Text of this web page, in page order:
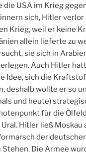
die USA im Krieg
sich, Hitler verlor
Krieg, weil er keine
allein lieferte zu
sie sich in
Auch Hitler
Idee, sich die
deshalb wollte er so
und heute)
für die
Hitler ließ Moskau
der
Stehen. Die Armee